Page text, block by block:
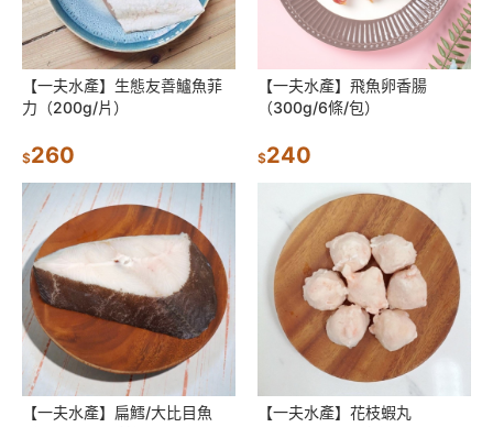
【一夫水產】生態友善鱸魚菲
力（200g/片）
$260
【一夫水產】飛魚卵香腸
（300g/6條/包）
$240
【一夫水產】扁鱈/大比目魚
【一夫水產】花枝蝦丸